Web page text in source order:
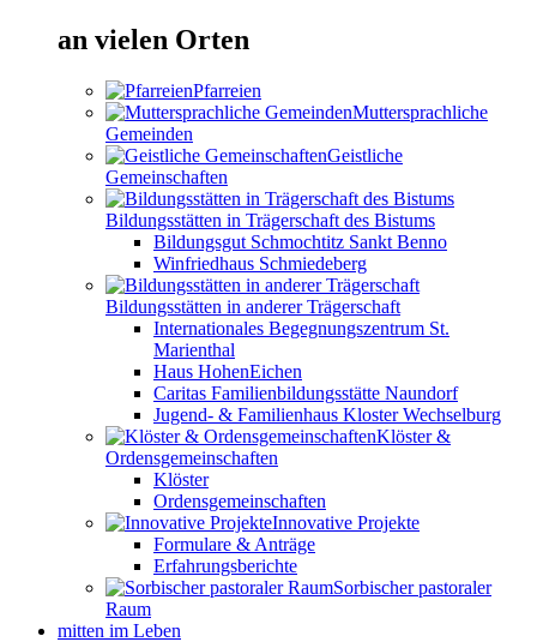
an vielen Orten
Pfarreien
Muttersprachliche
Gemeinden
Geistliche
Gemeinschaften
Bildungsstätten in Trägerschaft des Bistums
Bildungsgut Schmochtitz Sankt Benno
Winfriedhaus Schmiedeberg
Bildungsstätten in anderer Trägerschaft
Internationales Begegnungszentrum St.
Marienthal
Haus HohenEichen
Caritas Familienbildungsstätte Naundorf
Jugend- & Familienhaus Kloster Wechselburg
Klöster &
Ordensgemeinschaften
Klöster
Ordensgemeinschaften
Innovative Projekte
Formulare & Anträge
Erfahrungsberichte
Sorbischer pastoraler
Raum
mitten im Leben